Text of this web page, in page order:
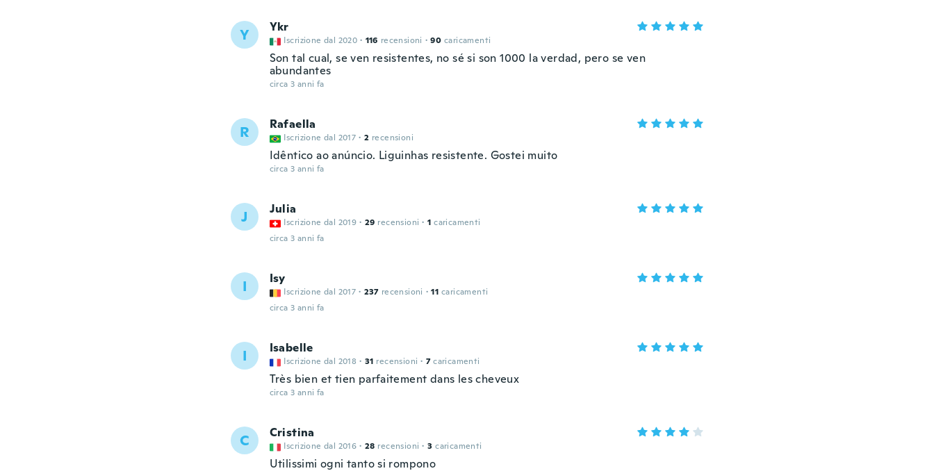
Y Ykr
Iscrizione dal 2020 · 116 recensioni · 90 caricamenti
Son tal cual, se ven resistentes, no sé si son 1000 la verdad, pero se ven
abundantes
circa 3 anni fa
R Rafaella
Iscrizione dal 2017 · 2 recensioni
Idêntico ao anúncio. Liguinhas resistente. Gostei muito
circa 3 anni fa
J Julia
Iscrizione dal 2019 · 29 recensioni · 1 caricamenti
circa 3 anni fa
I Isy
Iscrizione dal 2017 · 237 recensioni · 11 caricamenti
circa 3 anni fa
I Isabelle
Iscrizione dal 2018 · 31 recensioni · 7 caricamenti
Très bien et tien parfaitement dans les cheveux
circa 3 anni fa
C Cristina
Iscrizione dal 2016 · 28 recensioni · 3 caricamenti
Utilissimi ogni tanto si rompono